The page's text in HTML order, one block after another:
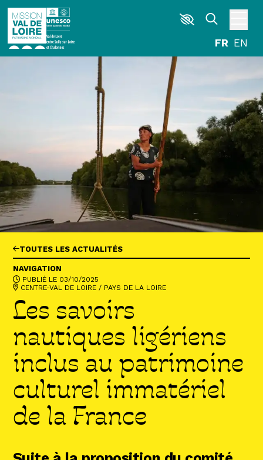
Aller au contenu principal
TOUTES LES ACTUALITÉS
NAVIGATION
PUBLIÉ LE 03/10/2025
CENTRE-VAL DE LOIRE /PAYS DE LA LOIRE
Les savoirs
nautiques ligériens
inclus au patrimoine
culturel immatériel
de la France
DÉCOUVRIR
EXPLORER
ARPENTER
AGENDA
ACTUALITÉS
RESSOURCES
ICONOTHÈQUE
LA MISSION VAL DE LOIRE
G
Le journal le plus lu les pieds dans l'eau.
Abonnez-vous !
N La Newsletter
Les dernières nouvelles du Val de Loire
patrimoine mondial délivrées directement
dans votre boîte mail.